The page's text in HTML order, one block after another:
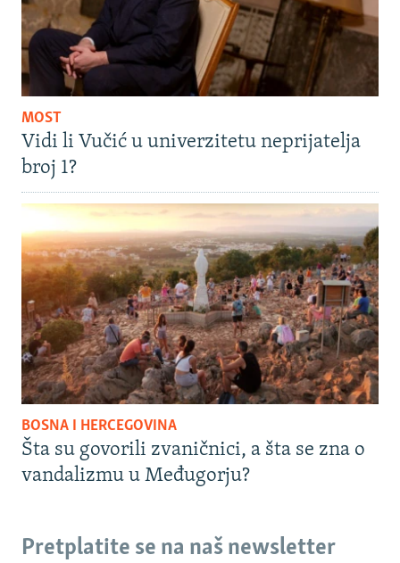
MOST
Vidi li Vučić u univerzitetu neprijatelja
broj 1?
BOSNA I HERCEGOVINA
Šta su govorili zvaničnici, a šta se zna o
vandalizmu u Međugorju?
Pretplatite se na naš newsletter